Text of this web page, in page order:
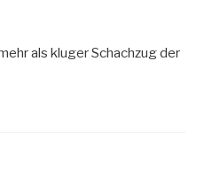
als kluger Schachzug der